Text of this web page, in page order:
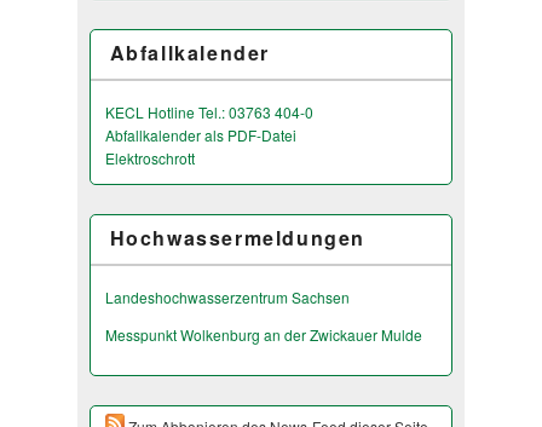
Abfallkalender
KECL Hotline Tel.: 03763 404-0
Abfallkalender als PDF-Datei
Elektroschrott
Hochwassermeldungen
Landeshochwas­serzentrum Sachsen
Messpunkt Wolkenburg an der Zwickauer Mulde